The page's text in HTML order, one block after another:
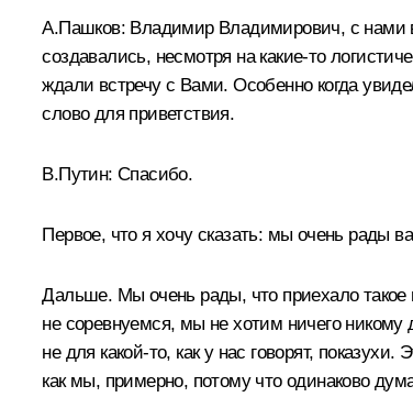
А.Пашков: Владимир Владимирович, с нами
создавались, несмотря на какие-то
ждали встречу с Вами. Особенно когда
слово для приветствия.
В.Путин: Спасибо.
Первое, что я хочу сказать: мы очень рады
Дальше. Мы очень рады, что приехало такое
не соревнуемся, мы не хотим ничего
не для какой-то, как у нас говорят,
как мы, примерно, потому что одинаково